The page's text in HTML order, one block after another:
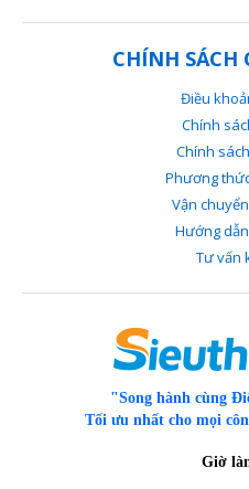
CHÍNH SÁCH
Điều
Chính
Chính
Phương
Vận
Hướng
Tư vấn
"Song hành cùng
Tối ưu nhất cho mọi
Giờ